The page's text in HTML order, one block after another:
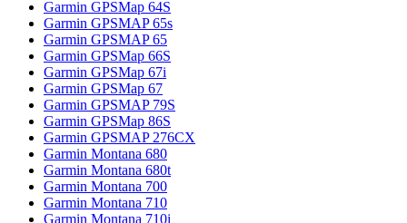
Garmin GPSMap 64S
Garmin GPSMAP 65s
Garmin GPSMAP 65
Garmin GPSMap 66S
Garmin GPSMap 67i
Garmin GPSMap 67
Garmin GPSMAP 79S
Garmin GPSMap 86S
Garmin GPSMAP 276CX
Garmin Montana 680
Garmin Montana 680t
Garmin Montana 700
Garmin Montana 710
Garmin Montana 710i